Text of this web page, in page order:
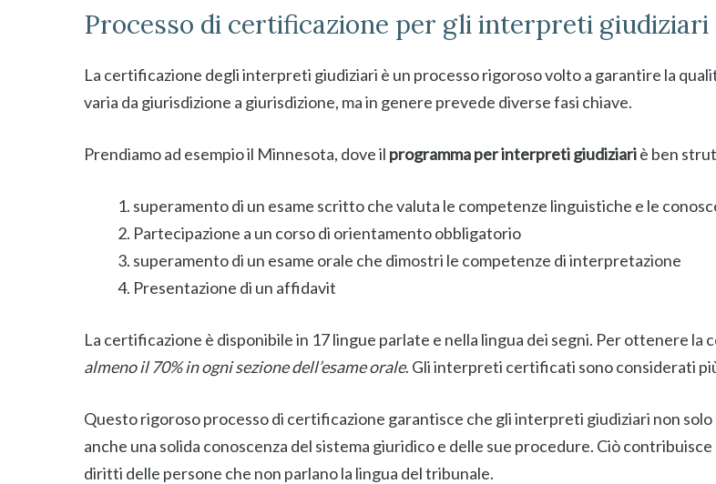
Processo di certificazione per gli interpreti giudiziari
La certificazione degli interpreti giudiziari è un processo rigoroso volto a garantire la
varia da giurisdizione a giurisdizione, ma in genere prevede diverse fasi chiave.
Prendiamo ad esempio il Minnesota, dove il programma per interpreti giudiziariè ben
superamento di un esame scritto che valuta le competenze linguistiche e le
Partecipazione a un corso di orientamento obbligatorio
superamento di un esame orale che dimostri le competenze di interpretazione
Presentazione di un affidavit
La certificazione è disponibile in 17 lingue parlate e nella lingua dei segni. Per ottenere la
almeno il 70% in ogni sezione dell’esame orale. Gli interpreti certificati sono considerati
Questo rigoroso processo di certificazione garantisce che gli interpreti giudiziari non
anche una solida conoscenza del sistema giuridico e delle sue procedure. Ciò
diritti delle persone che non parlano la lingua del tribunale.